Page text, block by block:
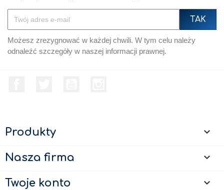
Możesz zrezygnować w każdej chwili. W tym celu należy
odnaleźć szczegóły w naszej informacji prawnej.
Produkty 
Nasza firma 
Twoje konto 